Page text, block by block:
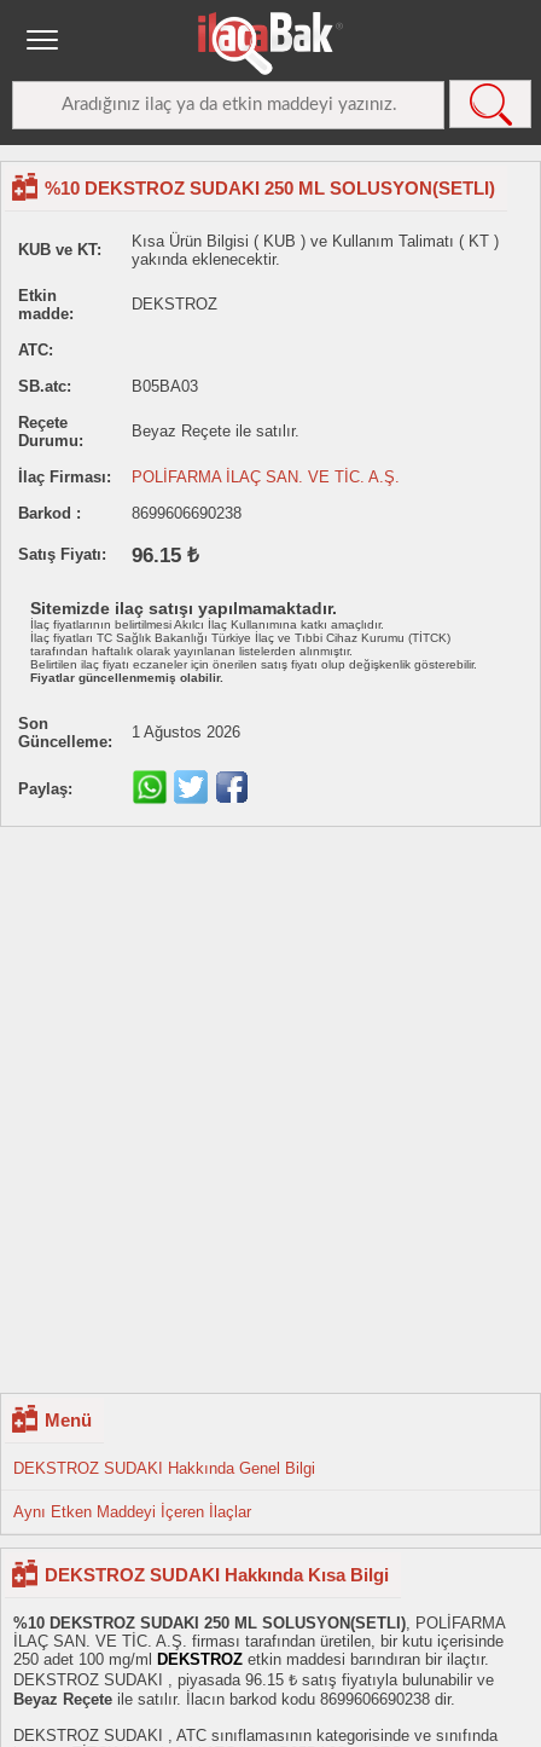
%10 DEKSTROZ SUDAKI 250 ML SOLUSYON(SETLI)
KUB ve KT:
Kısa Ürün Bilgisi ( KUB ) ve Kullanım Talimatı ( KT )
yakında eklenecektir.
Etkin
madde:
DEKSTROZ
ATC:
SB.atc:
B05BA03
Reçete
Durumu:
Beyaz Reçete ile satılır.
İlaç Firması:
POLİFARMA İLAÇ SAN. VE TİC. A.Ş.
Barkod :
8699606690238
Satış Fiyatı: 96.15 ₺
Sitemizde ilaç satışı yapılmamaktadır.
İlaç fiyatlarının belirtilmesi Akılcı İlaç Kullanımına katkı amaçlıdır.
İlaç fiyatları TC Sağlık Bakanlığı Türkiye İlaç ve Tıbbi Cihaz Kurumu (TİTCK)
tarafından haftalık olarak yayınlanan listelerden alınmıştır.
Belirtilen ilaç fiyatı eczaneler için önerilen satış fiyatı olup değişkenlik gösterebilir.
Fiyatlar güncellenmemiş olabilir.
Son
Güncelleme:
1 Ağustos 2026
Paylaş:
Menü
DEKSTROZ SUDAKI Hakkında Genel Bilgi
Aynı Etken Maddeyi İçeren İlaçlar
DEKSTROZ SUDAKI Hakkında Kısa Bilgi
%10 DEKSTROZ SUDAKI 250 ML SOLUSYON(SETLI), POLİFARMA
İLAÇ SAN. VE TİC. A.Ş. firması tarafından üretilen, bir kutu içerisinde
250 adet 100 mg/ml
DEKSTROZ etkin maddesi barındıran bir ilaçtır.
DEKSTROZ SUDAKI , piyasada 96.15 ₺ satış fiyatıyla bulunabilir ve
Beyaz Reçete ile satılır. İlacın barkod kodu 8699606690238 dir.
DEKSTROZ SUDAKI , ATC sınıflamasının kategorisinde ve sınıfında